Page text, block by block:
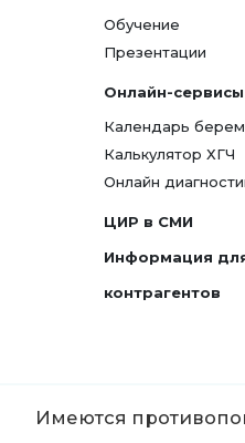
Обучение
Презентации
Онлайн-сервисы
Календарь
Калькулятор ХГЧ
Онлайн
ЦИР в СМИ
Информация
контрагентов
Имеются